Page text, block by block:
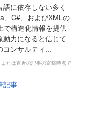
に依存しない多く
、C#、およびXMLの
で構造化情報を提供
動力になると信じて
コンサルティ...
たは直近の記事の寄稿時点で
記事